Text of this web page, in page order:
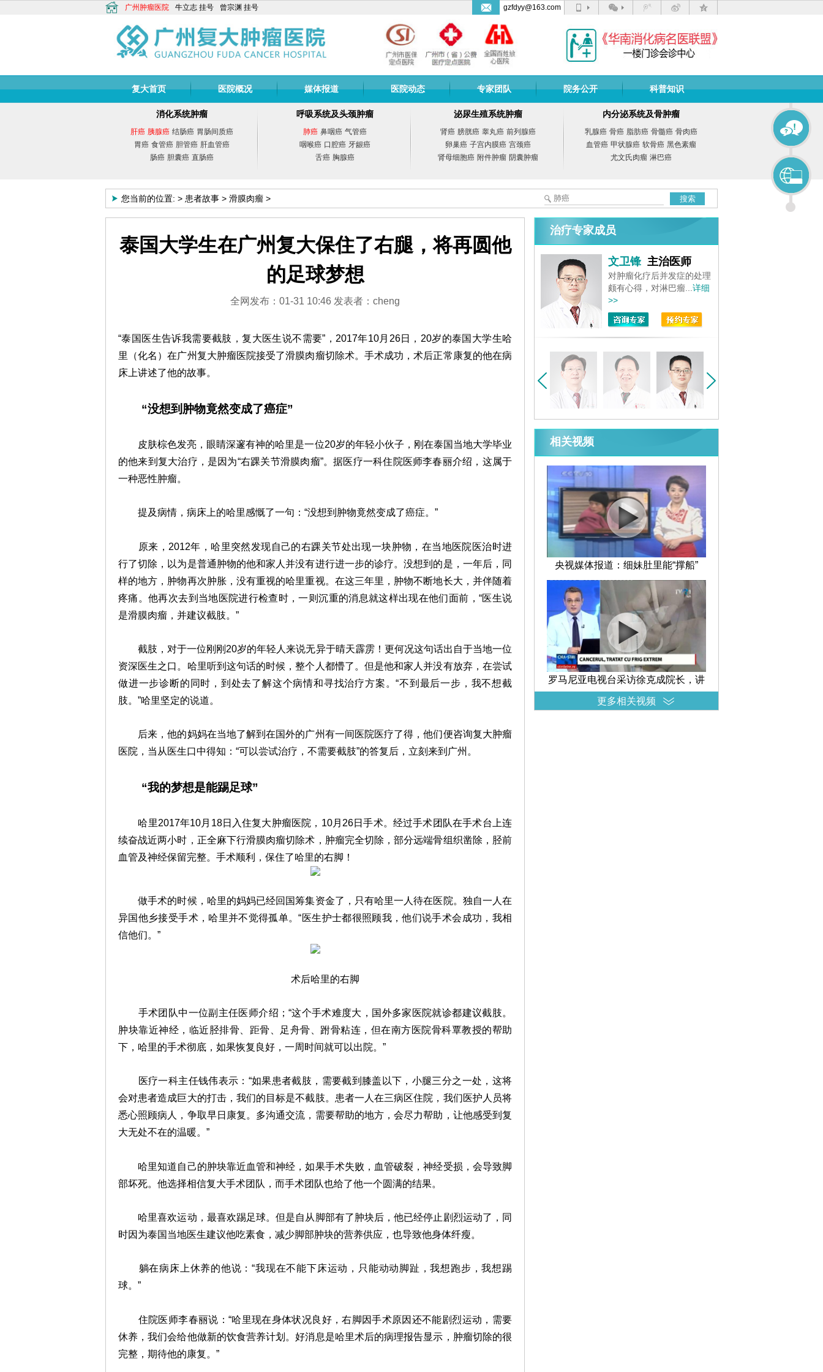
广州肿瘤医院 牛立志 挂号 曾宗渊 挂号 gzfdyy@163.com
复大首页 医院概况 媒体报道 医院动态 专家团队 院务公开 科普知识
消化系统肿瘤
肝癌 胰腺癌 结肠癌 胃肠间质癌
胃癌 食管癌 胆管癌 肝血管癌
肠癌 胆囊癌 直肠癌
呼吸系统及头颈肿瘤
肺癌 鼻咽癌 气管癌
咽喉癌 口腔癌 牙龈癌
舌癌 胸腺癌
泌尿生殖系统肿瘤
肾癌 膀胱癌 睾丸癌 前列腺癌
卵巢癌 子宫内膜癌 宫颈癌
肾母细胞癌 附件肿瘤 阴囊肿瘤
内分泌系统及骨肿瘤
乳腺癌 骨癌 脂肪癌 骨髓癌 骨肉癌
血管癌 甲状腺癌 软骨癌 黑色素瘤
尤文氏肉瘤 淋巴癌
您当前的位置: > 患者故事 > 滑膜肉瘤 > 搜索
泰国大学生在广州复大保住了右腿，将再圆他
的足球梦想
全网发布：01-31 10:46 发表者：cheng
“泰国医生告诉我需要截肢，复大医生说不需要”，2017年10月26日，20岁的泰国大学生哈
里（化名）在广州复大肿瘤医院接受了滑膜肉瘤切除术。手术成功，术后正常康复的他在病
床上讲述了他的故事。
“没想到肿物竟然变成了癌症”
皮肤棕色发亮，眼睛深邃有神的哈里是一位20岁的年轻小伙子，刚在泰国当地大学毕业
的他来到复大治疗，是因为“右踝关节滑膜肉瘤”。据医疗一科住院医师李春丽介绍，这属于
一种恶性肿瘤。
提及病情，病床上的哈里感慨了一句：“没想到肿物竟然变成了癌症。”
原来，2012年，哈里突然发现自己的右踝关节处出现一块肿物，在当地医院医治时进
行了切除，以为是普通肿物的他和家人并没有进行进一步的诊疗。没想到的是，一年后，同
样的地方，肿物再次肿胀，没有重视的哈里重视。在这三年里，肿物不断地长大，并伴随着
疼痛。他再次去到当地医院进行检查时，一则沉重的消息就这样出现在他们面前，“医生说
是滑膜肉瘤，并建议截肢。”
截肢，对于一位刚刚20岁的年轻人来说无异于晴天霹雳！更何况这句话出自于当地一位
资深医生之口。哈里听到这句话的时候，整个人都懵了。但是他和家人并没有放弃，在尝试
做进一步诊断的同时，到处去了解这个病情和寻找治疗方案。“不到最后一步，我不想截
肢。”哈里坚定的说道。
后来，他的妈妈在当地了解到在国外的广州有一间医院医疗了得，他们便咨询复大肿瘤
医院，当从医生口中得知：“可以尝试治疗，不需要截肢”的答复后，立刻来到广州。
“我的梦想是能踢足球”
哈里2017年10月18日入住复大肿瘤医院，10月26日手术。经过手术团队在手术台上连
续奋战近两小时，正全麻下行滑膜肉瘤切除术，肿瘤完全切除，部分远端骨组织凿除，胫前
血管及神经保留完整。手术顺利，保住了哈里的右脚！
做手术的时候，哈里的妈妈已经回国筹集资金了，只有哈里一人待在医院。独自一人在
异国他乡接受手术，哈里并不觉得孤单。“医生护士都很照顾我，他们说手术会成功，我相
信他们。”
术后哈里的右脚
手术团队中一位副主任医师介绍；“这个手术难度大，国外多家医院就诊都建议截肢。
肿块靠近神经，临近胫排骨、距骨、足舟骨、跗骨粘连，但在南方医院骨科覃教授的帮助
下，哈里的手术彻底，如果恢复良好，一周时间就可以出院。”
医疗一科主任钱伟表示：“如果患者截肢，需要截到膝盖以下，小腿三分之一处，这将
会对患者造成巨大的打击，我们的目标是不截肢。患者一人在三病区住院，我们医护人员将
悉心照顾病人，争取早日康复。多沟通交流，需要帮助的地方，会尽力帮助，让他感受到复
大无处不在的温暖。”
哈里知道自己的肿块靠近血管和神经，如果手术失败，血管破裂，神经受损，会导致脚
部坏死。他选择相信复大手术团队，而手术团队也给了他一个圆满的结果。
哈里喜欢运动，最喜欢踢足球。但是自从脚部有了肿块后，他已经停止剧烈运动了，同
时因为泰国当地医生建议他吃素食，减少脚部肿块的营养供应，也导致他身体纤瘦。
躺在病床上休养的他说：“我现在不能下床运动，只能动动脚趾，我想跑步，我想踢
球。”
住院医师李春丽说：“哈里现在身体状况良好，右脚因手术原因还不能剧烈运动，需要
休养，我们会给他做新的饮食营养计划。好消息是哈里术后的病理报告显示，肿瘤切除的很
完整，期待他的康复。”
治疗专家成员
牛立志 副教授
第四军医大学胸心外科博士
导师...详细>>
文卫锋 主治医师
对肿瘤化疗后并发症的处理
颇有心得，对淋巴瘤... 详细
>>
相关视频
央视媒体报道：细妹肚里能“撑船”
罗马尼亚电视台采访徐克成院长，讲
述冷冻消瘤减瘤在治疗癌症中的
更多相关视频